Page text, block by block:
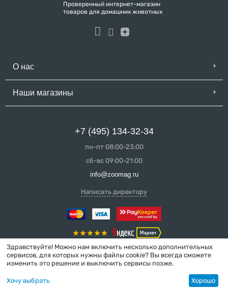
Проверенный интернет-магазин
товаров для домашних животных
О нас
Наши магазины
+7 (495) 134-32-34
пн-пт 08:00-23:00
сб-вс 09:00-21:00
info@zoomag.ru
Написать директору
Интернет-магазин сделан в вебстудии
MakeShop.pro
Здравствуйте! Можно нам включить несколько дополнительных
сервисов, для которых нужны файлы cookie? Вы всегда сможете
изменить это решение и выключить сервисы позже.
Хочу выбрать Хорошо